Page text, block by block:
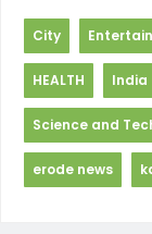
City
HEALTH India
Science and
erode news